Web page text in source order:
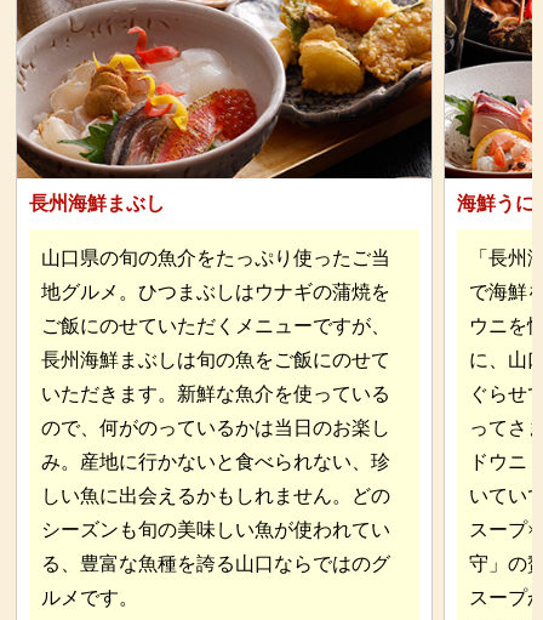
長州海鮮まぶし
山口県の旬の魚介をたっぷり使ったご当
地グルメ。ひつまぶしはウナギの蒲焼を
ご飯にのせていただくメニューですが、
長州海鮮まぶしは旬の魚をご飯にのせて
いただきます。新鮮な魚介を使っている
ので、何がのっているかは当日のお楽し
み。産地に行かないと食べられない、珍
しい魚に出会えるかもしれません。どの
シーズンも旬の美味しい魚が使われてい
る、豊富な魚種を誇る山口ならではのグ
ルメです。
海鮮うに
「長州
で海鮮
ウニを
に、山
ぐらせ
ってさ
ドウニ
いてい
スープ
守」の
スープ